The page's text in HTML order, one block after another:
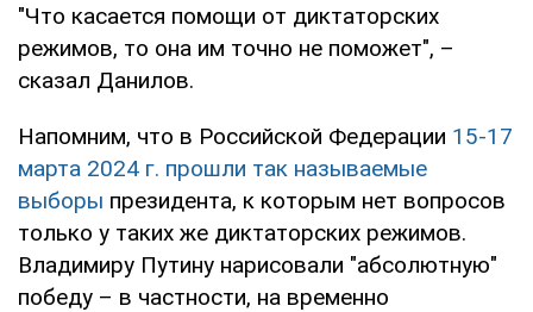
"Что касается помощи от диктаторских
режимов, то она им точно не поможет", –
сказал Данилов.
Напомним, что в Российской Федерации 15-17
марта 2024 г. прошли так называемые
выборы президента, к которым нет вопросов
только у таких же диктаторских режимов.
Владимиру Путину нарисовали "абсолютную"
победу – в частности, на временно